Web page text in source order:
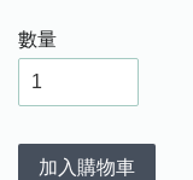
數量
加入購物車